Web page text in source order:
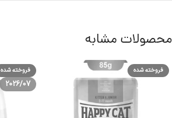
محصولات مشابه
فروخته شده فروخته شده
2026/07